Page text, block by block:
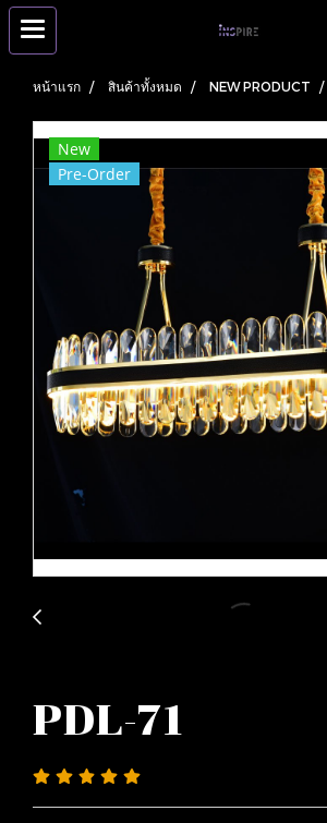
หน้าแรก สินค้าทั้งหมด NEW PRODUCT
New
Pre-Order
PDL-71